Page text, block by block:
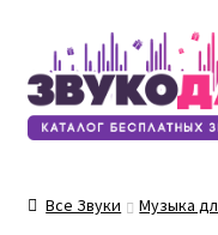
Перейти
к
навигации
Перейти
к
содержимому
Все Звуки Музыка